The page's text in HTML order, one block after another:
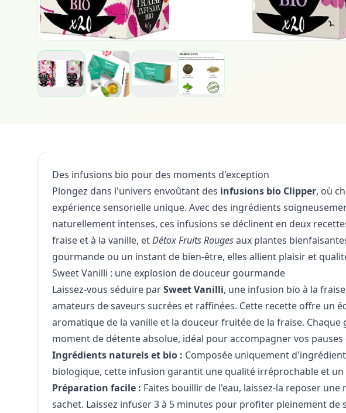
Des infusions bio pour des moments d'exception
Plongez dans l'univers envoûtant des infusions bio Clipper, où
expérience sensorielle unique. Avec des ingrédients
naturellement intenses, ces infusions se déclinent en deux
fraise et à la vanille, etDétox Fruits Rougesaux plantes
gourmande ou un instant de bien-être, elles allient plaisir et
Sweet Vanilli : une explosion de douceur gourmande
Laissez-vous séduire parSweet Vanilli, une infusion bio à la
amateurs de saveurs sucrées et raffinées. Cette recette offre un
aromatique de la vanille et la douceur fruitée de la fraise.
moment de détente absolue, idéal pour accompagner vos pauses
Ingrédients naturels et bio : Composée uniquement
biologique, cette infusion garantit une qualité irréprochable et
Préparation facile : Faites bouillir de l'eau, laissez-la reposer une
sachet. Laissez infuser 3 à 5 minutes pour profiter pleinement de